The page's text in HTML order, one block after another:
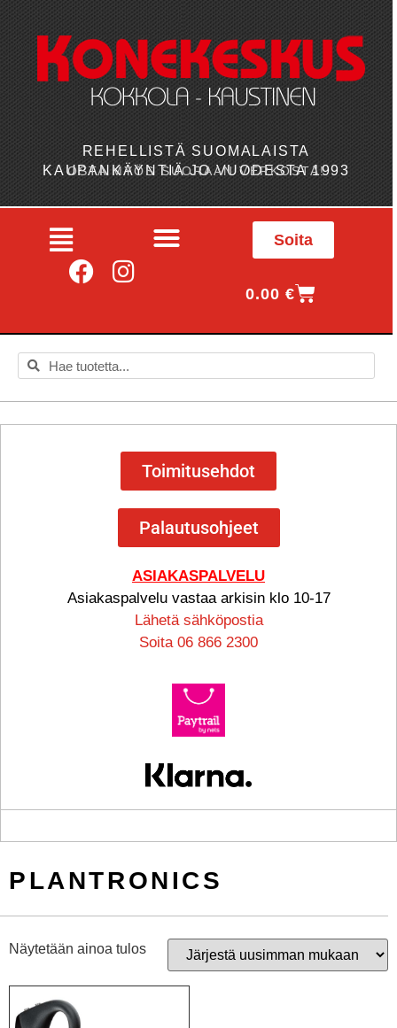
REHELLISTÄ SUOMALAISTA
KAUPANKÄYNTIÄ JO VUODESTA 1993
OSTA MYÖS SUORAAN VERKOSTA!
Soita
0.00€
Toimitusehdot
Palautusohjeet
ASIAKASPALVELU
Asiakaspalvelu vastaa arkisin klo 10-17
Lähetä sähköpostia
Soita 06 866 2300
PLANTRONICS
Näytetään ainoa tulos